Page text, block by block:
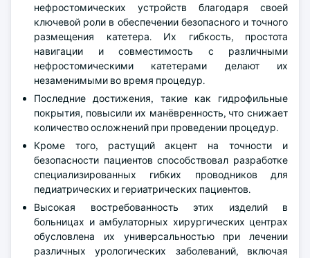
нефростомических устройств благодаря своей
ключевой роли в обеспечении безопасного и точного
размещения катетера. Их гибкость, простота
навигации и совместимость с различными
нефростомическими катетерами делают их
незаменимыми во время процедур.
Последние достижения, такие как гидрофильные
покрытия, повысили их манёвренность, что снижает
количество осложнений при проведении процедур.
Кроме того, растущий акцент на точности и
безопасности пациентов способствовал разработке
специализированных гибких проводников для
педиатрических и гериатрических пациентов.
Высокая востребованность этих изделий в
больницах и амбулаторных хирургических центрах
обусловлена их универсальностью при лечении
различных урологических заболеваний, включая